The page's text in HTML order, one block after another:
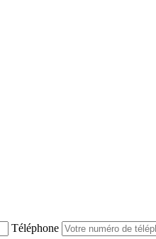
Téléphone